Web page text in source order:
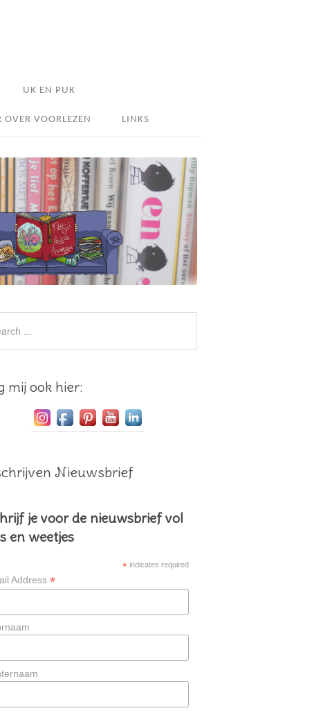
UK EN PUK
OVER VOORLEZEN LINKS
mij ook hier:
Nieuwsbrief
je voor de nieuwsbrief vol
en weetjes
*indicates required
Address *